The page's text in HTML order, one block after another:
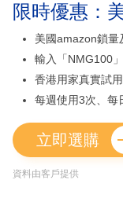
限時優惠：
美國amazon鎖量
輸入「NMG100
香港用家真實試
每週使用3次、每
立即選購
資料由客戶提供